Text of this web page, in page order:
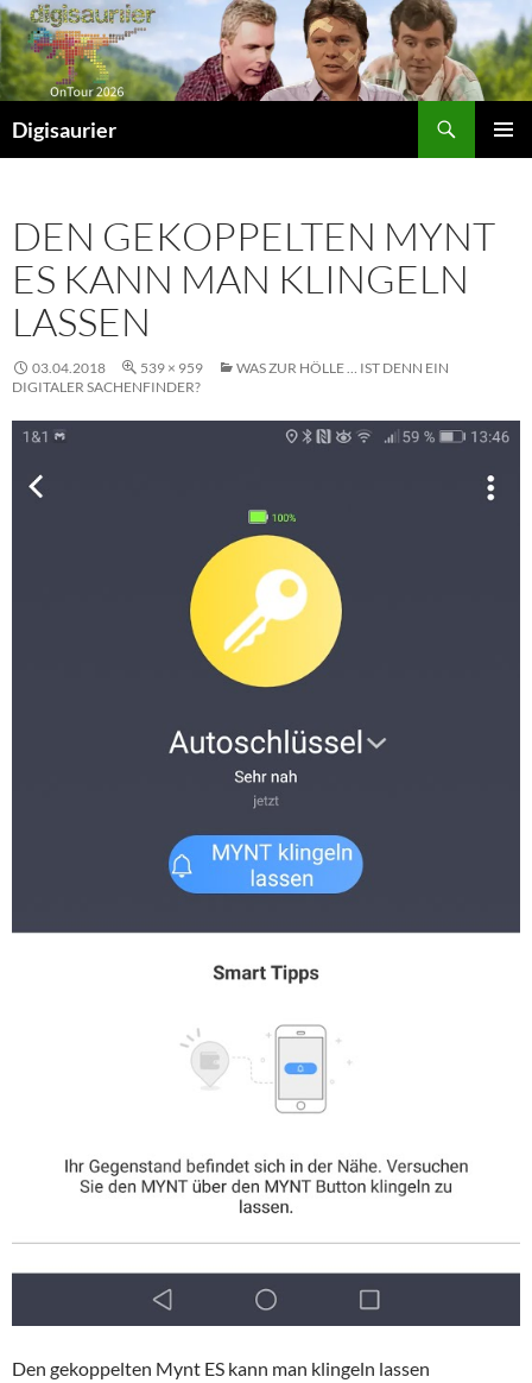
Zum
Inhalt
springen
Digisaurier
DEN GEKOPPELTEN MYNT
ES KANN MAN KLINGELN
LASSEN
03.04.2018 539 × 959
WAS ZUR HÖLLE … IST DENN EIN
DIGITALER SACHENFINDER?
Den gekoppelten Mynt ES kann man klingeln lassen